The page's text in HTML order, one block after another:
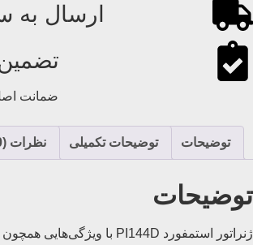
ارسال به
ضمانت
توضیحات توضیحات تکمیلی نظرات (0)
توضیحات